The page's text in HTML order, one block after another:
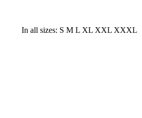
In all sizes: S M L XL XXL XXXL